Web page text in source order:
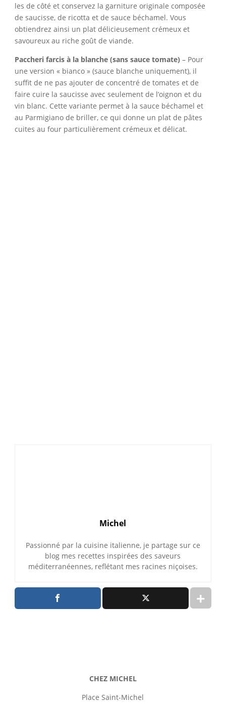
les de côté et conservez la garniture originale composée
de saucisse, de ricotta et de sauce béchamel. Vous
obtiendrez ainsi un plat délicieusement crémeux et
savoureux au riche goût de viande.
Paccheri farcis à la blanche (sans sauce tomate) – Pour
une version « bianco » (sauce blanche uniquement), il
suffit de ne pas ajouter de concentré de tomates et de
faire cuire la saucisse avec seulement de l’oignon et du
vin blanc. Cette variante permet à la sauce béchamel et
au Parmigiano de briller, ce qui donne un plat de pâtes
cuites au four particulièrement crémeux et délicat.
Michel
Passionné par la cuisine italienne, je partage sur ce
blog mes recettes inspirées des saveurs
méditerranéennes, reflétant mes racines niçoises.
CHEZ MICHEL
Place Saint-Michel